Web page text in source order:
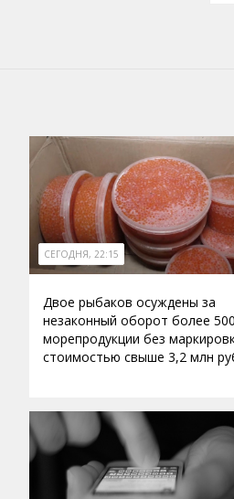
СЕГОДНЯ, 22:15
Двое рыбаков осуждены за
незаконный оборот более
морепродукции без
стоимостью свыше 3,2 млн